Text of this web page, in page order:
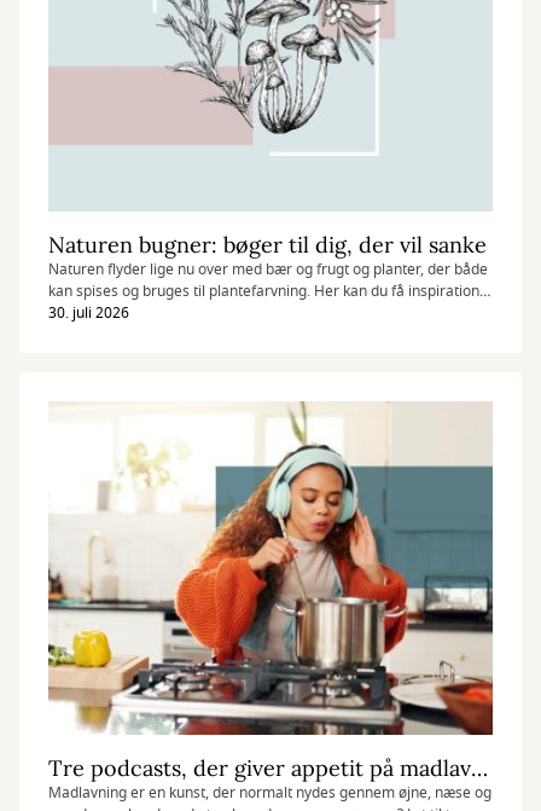
Naturen bugner: bøger til dig, der vil sanke
Naturen flyder lige nu over med bær og frugt og planter, der både
kan spises og bruges til plantefarvning. Her kan du få inspiration
til, hvad du kan samle i sensommeren.
30. juli 2026
Tre podcasts, der giver appetit på madlavning
Madlavning er en kunst, der normalt nydes gennem øjne, næse og